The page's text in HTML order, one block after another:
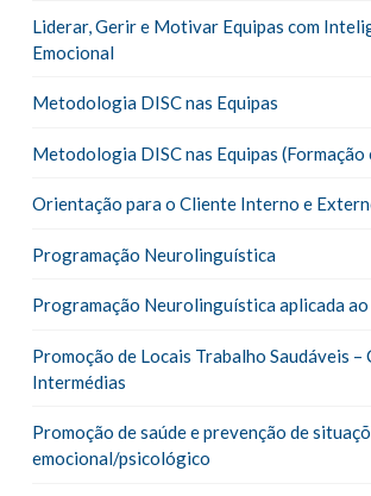
Liderar, Gerir e Motivar Equipas com
Emocional
Metodologia DISC nas Equipas
Metodologia DISC nas Equipas
Orientação para o Cliente Interno e
Programação Neurolinguística
Programação Neurolinguística aplicada
Promoção de Locais Trabalho Saudáveis –
Intermédias
Promoção de saúde e prevenção de
emocional/psicológico